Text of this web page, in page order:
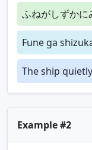
ふねがしずかに
Fune ga
The ship
Example #2